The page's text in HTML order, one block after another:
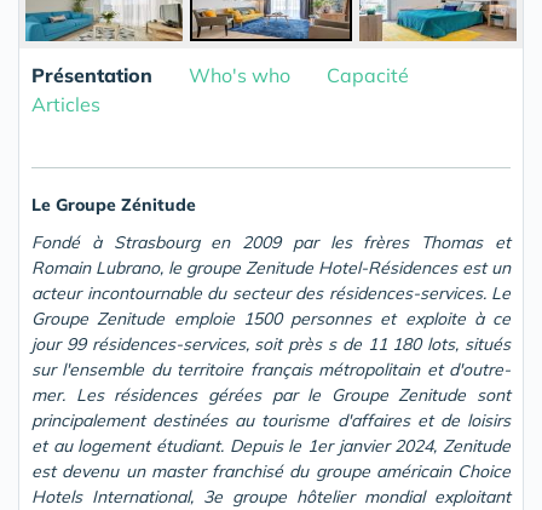
Présentation Who's who
Capacité
Articles
Le Groupe Zénitude
Fondé à Strasbourg en 2009 par les frères Thomas et
Romain Lubrano, le groupe Zenitude Hotel-Résidences est un
acteur incontournable du secteur des résidences-services. Le
Groupe Zenitude emploie 1500 personnes et exploite à ce
jour 99 résidences-services, soit près s de 11 180 lots, situés
sur l'ensemble du territoire français métropolitain et d'outre-
mer. Les résidences gérées par le Groupe Zenitude sont
principalement destinées au tourisme d'affaires et de loisirs
et au logement étudiant. Depuis le 1er janvier 2024, Zenitude
est devenu un master franchisé du groupe américain Choice
Hotels International, 3e groupe hôtelier mondial exploitant